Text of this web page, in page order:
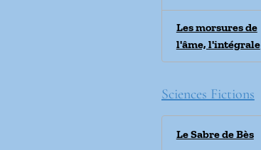
Les morsures de
l'âme, l'intégrale
Sciences Fictions
Le Sabre de Bès